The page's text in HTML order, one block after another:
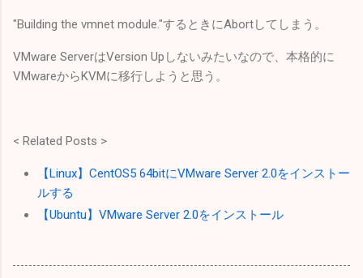
"Building the vmnet module."するときにAbortしてしまう。
VMware ServerはVersion Upしないみたいなので、本格的に
VMwareからKVMに移行しようと思う。
< Related Posts >
【Linux】CentOS5 64bitにVMware Server 2.0をインストー
ルする
【Ubuntu】VMware Server 2.0をインストール